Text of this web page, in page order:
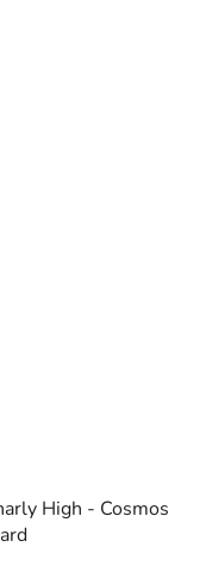
High - Cosmos